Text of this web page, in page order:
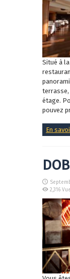
Situé à
terrasse,
étage.
pouvez
En
2,316